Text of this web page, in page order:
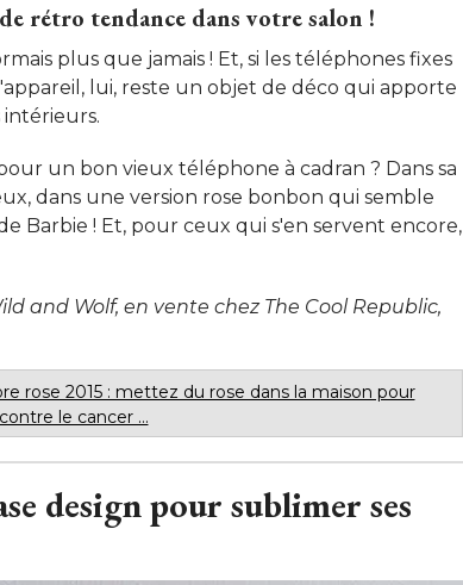
rétro tendance dans votre salon !
plus que jamais ! Et, si les téléphones fixes
lui, reste un objet de déco qui apporte
un bon vieux téléphone à cadran ? Dans sa
dans une version rose bonbon qui semble
Barbie ! Et, pour ceux qui s'en servent encore,
and Wolf, en vente chez The Cool Republic,
rose 2015 : mettez du rose dans la maison pour
le cancer ...
design pour sublimer ses